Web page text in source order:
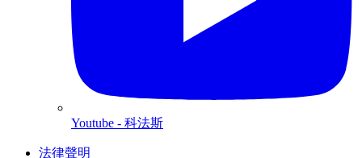
Youtube - 科法斯
法律聲明